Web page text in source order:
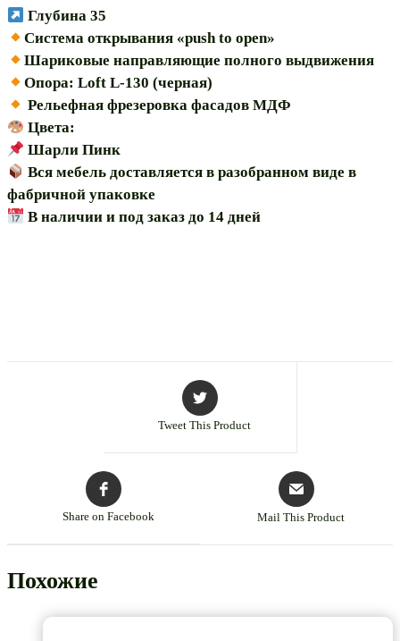
Глубина 35
Система открывания «push to open»
Шариковые направляющие полного выдвижения
Опора: Loft L-130 (черная)
Рельефная фрезеровка фасадов МДФ
Цвета:
Шарли Пинк
Вся мебель доставляется в разобранном виде в
фабричной упаковке
В наличии и под заказ до 14 дней
Tweet This Product
Share on Facebook Mail This Product
Похожие